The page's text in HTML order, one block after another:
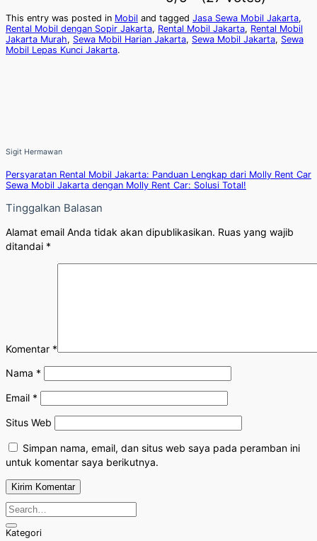
This entry was posted in Mobil and tagged Jasa Sewa Mobil Jakarta,
Rental Mobil dengan Sopir Jakarta, Rental Mobil Jakarta, Rental Mobil
Jakarta Murah, Sewa Mobil Harian Jakarta, Sewa Mobil Jakarta, Sewa
Mobil Lepas Kunci Jakarta.
Sigit Hermawan
Persyaratan Rental Mobil Jakarta: Panduan Lengkap dari Molly Rent Car
Sewa Mobil Jakarta dengan Molly Rent Car: Solusi Total!
Tinggalkan Balasan
Alamat email Anda tidak akan dipublikasikan. Ruas yang wajib
ditandai *
Komentar *
Nama *
Email *
Situs Web
Simpan nama, email, dan situs web saya pada peramban ini
untuk komentar saya berikutnya.
Kategori